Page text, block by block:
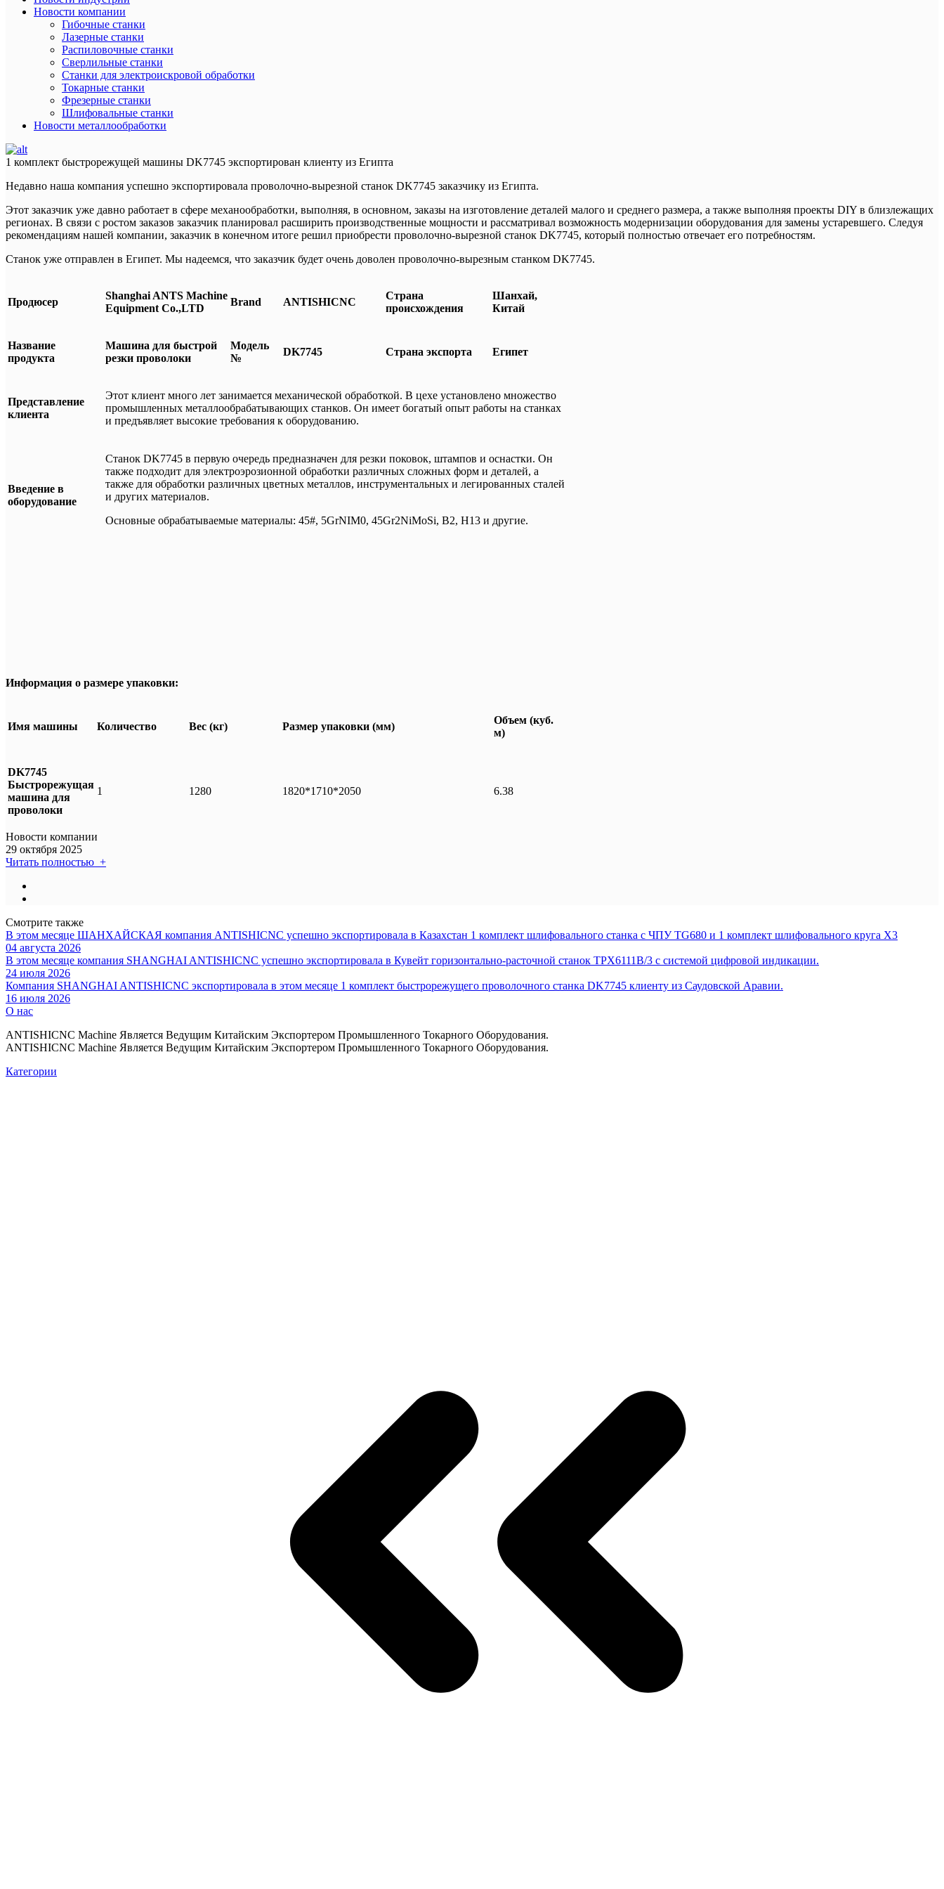
Новости компании
Гибочные станки
Лазерные станки
Распиловочные станки
Сверлильные станки
Станки для электроискровой обработки
Токарные станки
Фрезерные станки
Шлифовальные станки
Новости металлообработки
1 комплект быстрорежущей машины DK7745 экспортирован клиенту из Египта
Недавно наша компания успешно экспортировала проволочно-вырезной станок DK7745 заказчику из Египта.
Этот заказчик уже давно работает в сфере механообработки, выполняя, в основном, заказы на изготовление деталей малого и среднего размера, а также выполняя проекты DIY в близлежащих
регионах. В связи с ростом заказов заказчик планировал расширить производственные мощности и рассматривал возможность модернизации оборудования для замены устаревшего. Следуя
рекомендациям нашей компании, заказчик в конечном итоге решил приобрести проволочно-вырезной станок DK7745, который полностью отвечает его потребностям.
Станок уже отправлен в Египет. Мы надеемся, что заказчик будет очень доволен проволочно-вырезным станком DK7745.
Продюсер
Shanghai ANTS Machine
Equipment Co.,LTD
Brand ANTISHICNC
Страна
происхождения
Шанхай,
Китай
Название
продукта
Машина для быстрой
резки проволоки
Модель
№
DK7745 Страна экспорта Египет
Представление
клиента
Этот клиент много лет занимается механической обработкой. В цехе установлено множество
промышленных металлообрабатывающих станков. Он имеет богатый опыт работы на станках
и предъявляет высокие требования к оборудованию.
Введение в
оборудование
Станок DK7745 в первую очередь предназначен для резки поковок, штампов и оснастки. Он
также подходит для электроэрозионной обработки различных сложных форм и деталей, а
также для обработки различных цветных металлов, инструментальных и легированных сталей
и других материалов.
Основные обрабатываемые материалы: 45#, 5GrNIM0, 45Gr2NiMoSi, B2, H13 и другие.
Информация о размере упаковки:
Имя машины Количество Вес (кг) Размер упаковки (мм)
Объем (куб.
м)
DK7745
Быстрорежущая
машина для
проволоки
1 1280 1820*1710*2050 6.38
Новости компании
29 октября 2025
Читать полностью +
Смотрите также
В этом месяце ШАНХАЙСКАЯ компания ANTISHICNC успешно экспортировала в Казахстан 1 комплект шлифовального станка с ЧПУ TG680 и 1 комплект шлифовального круга X3
04 августа 2026
В этом месяце компания SHANGHAI ANTISHICNC успешно экспортировала в Кувейт горизонтально-расточной станок TPX6111B/3 с системой цифровой индикации.
24 июля 2026
Компания SHANGHAI ANTISHICNC экспортировала в этом месяце 1 комплект быстрорежущего проволочного станка DK7745 клиенту из Саудовской Аравии.
16 июля 2026
О нас
ANTISHICNC Machine Является Ведущим Китайским Экспортером Промышленного Токарного Оборудования.
ANTISHICNC Machine Является Ведущим Китайским Экспортером Промышленного Токарного Оборудования.
Категории